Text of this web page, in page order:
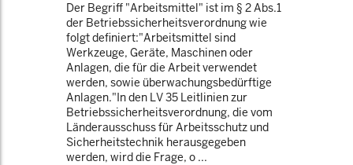
Der Begriff "Arbeitsmittel" ist im § 2 Abs.1
der Betriebssicherheitsverordnung wie
folgt definiert:"Arbeitsmittel sind
Werkzeuge, Geräte, Maschinen oder
Anlagen, die für die Arbeit verwendet
werden, sowie überwachungsbedürftige
Anlagen."In den LV 35 Leitlinien zur
Betriebssicherheitsverordnung, die vom
Länderausschuss für Arbeitsschutz und
Sicherheitstechnik herausgegeben
werden, wird die Frage, o ...